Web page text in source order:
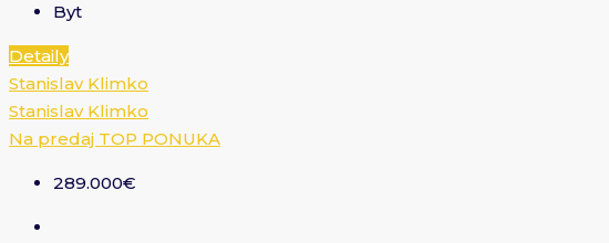
Byt
Detaily
Stanislav Klimko
Stanislav Klimko
Na predaj TOP PONUKA
289.000€